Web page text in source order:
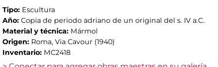
Tipo: Escultura
Año: Copia de periodo adriano de un original del s. IV a.C.
Material y técnica: Mármol
Origen: Roma, Via Cavour (1940)
Inventario: MC2418